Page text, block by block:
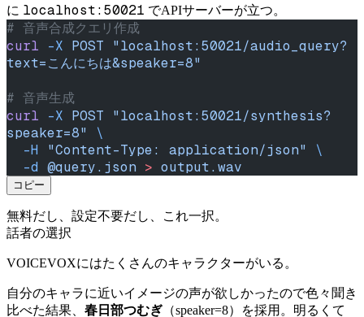
に localhost:50021 でAPIサーバーが立つ。
# 音声合成クエリ作成
curl -X POST "localhost:50021/audio_query?
text=こんにちは&speaker=8"
# 音声生成
curl -X POST "localhost:50021/synthesis?
speaker=8"
\
  -H
"Content-Type: application/json"
\
  -d
@query.json > output.wav
コピー
無料だし、設定不要だし、これ一択。
話者の選択
VOICEVOXにはたくさんのキャラクターがいる。
自分のキャラに近いイメージの声が欲しかったので色々聞き
比べた結果、 春日部つむぎ （speaker=8）を採用。明るくて